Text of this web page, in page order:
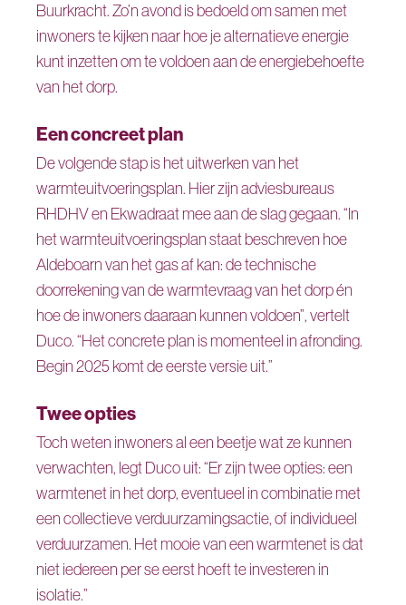
Buurkracht. Zo’n avond is bedoeld om samen met
inwoners te kijken naar hoe je alternatieve energie
kunt inzetten om te voldoen aan de energiebehoefte
van het dorp.
Een concreet plan
De volgende stap is het uitwerken van het
warmteuitvoeringsplan. Hier zijn adviesbureaus
RHDHV en Ekwadraat mee aan de slag gegaan. “In
het warmteuitvoeringsplan staat beschreven hoe
Aldeboarn van het gas af kan: de technische
doorrekening van de warmtevraag van het dorp én
hoe de inwoners daaraan kunnen voldoen”, vertelt
Duco. “Het concrete plan is momenteel in afronding.
Begin 2025 komt de eerste versie uit.”
Twee opties
Toch weten inwoners al een beetje wat ze kunnen
verwachten, legt Duco uit: “Er zijn twee opties: een
warmtenet in het dorp, eventueel in combinatie met
een collectieve verduurzamingsactie, of individueel
verduurzamen. Het mooie van een warmtenet is dat
niet iedereen per se eerst hoeft te investeren in
isolatie.”